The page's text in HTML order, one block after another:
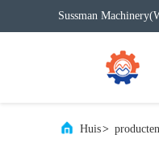
Sussman
Huis> producten